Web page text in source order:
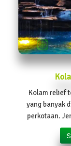
Kolam relief
yang banyak
perkotaan.
yang